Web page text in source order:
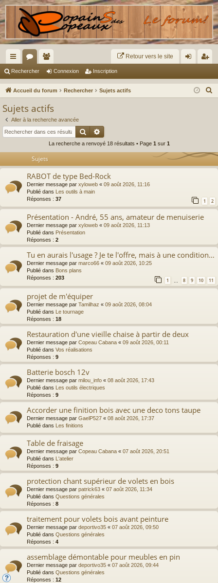
ac
co
ci
s
or
u m
Retour vers le site
ne cri
Rechercher Connexion Inscription
Accueil du forum Rechercher Sujets actifs
c
h
Sujets actifs
Aller à la recherche avancée
Rechercher
Recherche avancée
La recherche a renvoyé 18 résultats • Page 1 sur 1
Sujets
RABOT de type Bed-Rock
Dernier message par xyloweb « 09 août 2026, 11:16
Publié dans Les outils à main
Réponses : 37 1 2
Présentation - André, 55 ans, amateur de menuiserie
Dernier message par xyloweb « 09 août 2026, 11:13
Publié dans Présentation
Réponses : 2
Tu en aurais l'usage ? Je te l'offre, mais à une condition…
Dernier message par marco66 « 09 août 2026, 10:25
Publié dans Bons plans
Réponses : 203 1 8 9 10 11
projet de m'équiper
Dernier message par Tamilhaz « 09 août 2026, 08:04
Publié dans Le tournage
Réponses : 18
Restauration d'une vieille chaise à partir de deux
Dernier message par Copeau Cabana « 09 août 2026, 00:11
Publié dans Vos réalisations
Réponses : 9
Batterie bosch 12v
Dernier message par milou_info « 08 août 2026, 17:43
Publié dans Les outils électriques
Réponses : 9
Accorder une finition bois avec une deco tons taupe
Dernier message par GaelP527 « 08 août 2026, 17:37
Publié dans Les finitions
Table de fraisage
Dernier message par Copeau Cabana « 07 août 2026, 20:51
Publié dans L'atelier
Réponses : 9
protection chant supérieur de volets en bois
Dernier message par patrick63 « 07 août 2026, 11:34
Publié dans Questions générales
Réponses : 8
traitement pour volets bois avant peinture
Dernier message par deportivo35 « 07 août 2026, 09:50
Publié dans Questions générales
Réponses : 4
assemblage démontable pour meubles en pin
Dernier message par deportivo35 « 07 août 2026, 09:44
Publié dans Questions générales
Réponses : 12